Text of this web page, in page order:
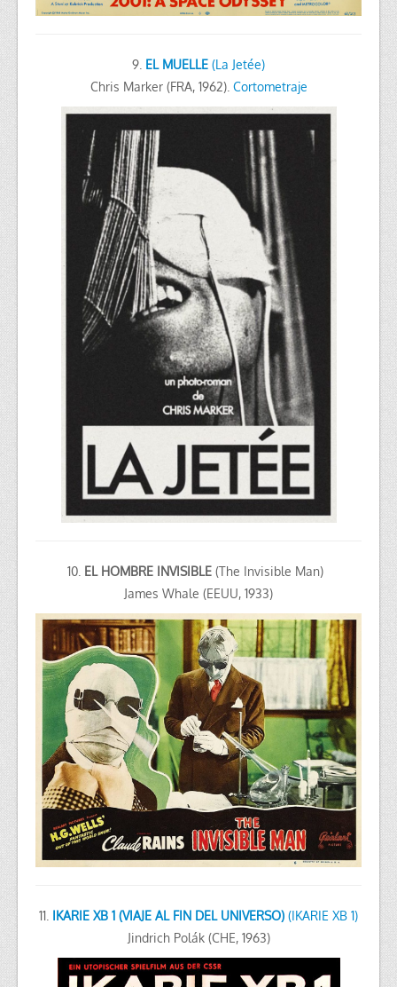
9. EL MUELLE (La Jetée)
Chris Marker (FRA, 1962). Cortometraje
10. EL HOMBRE INVISIBLE (The Invisible Man)
James Whale (EEUU, 1933)
11. IKARIE XB 1 (VIAJE AL FIN DEL UNIVERSO) (IKARIE XB 1)
Jindrich Polák (CHE, 1963)